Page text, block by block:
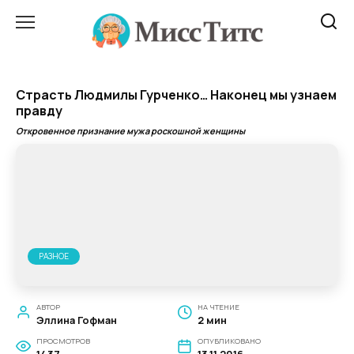
Страсть Людмилы Гурченко… Наконец мы узнаем
правду
Откровенное признание мужа роскошной женщины
РАЗНОЕ
АВТОР
Эллина Гофман
НА ЧТЕНИЕ
2 мин
ПРОСМОТРОВ ОПУБЛИКОВАНО